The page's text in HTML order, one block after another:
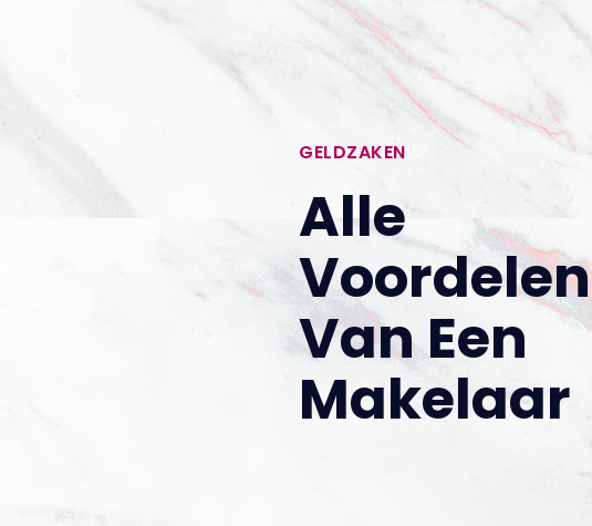
GELDZAKEN
Alle
Voordelen
Van Een
Makelaar